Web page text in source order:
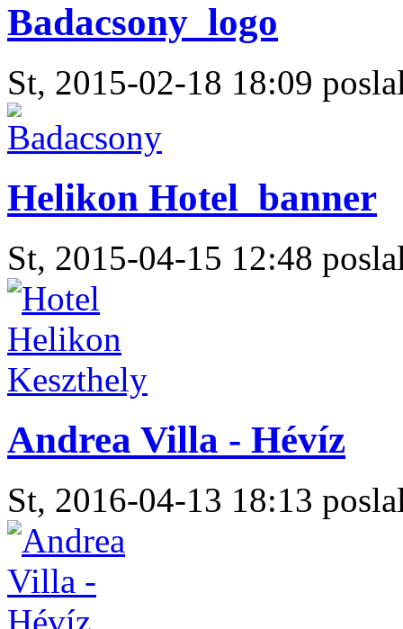
Badacsony_logo
St, 2015-02-18 18:09
Helikon Hotel_banner
St, 2015-04-15 12:48
Andrea Villa - Hévíz
St, 2016-04-13 18:13